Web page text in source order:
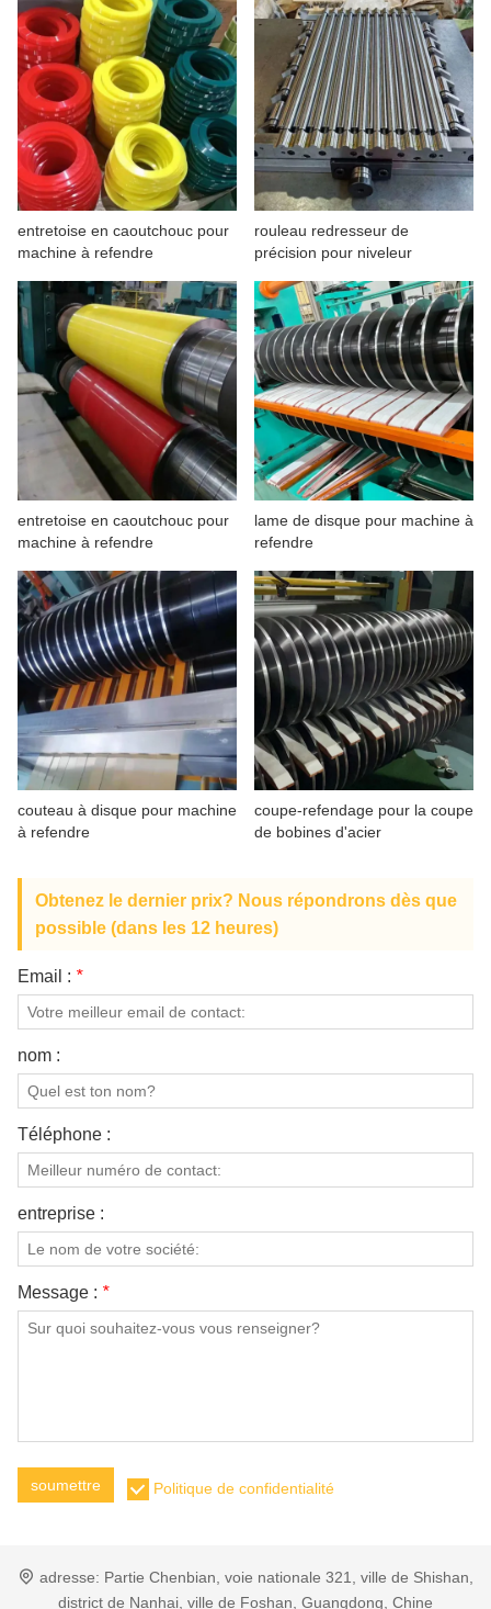
entretoise en caoutchouc pour
machine à refendre
rouleau redresseur de
précision pour niveleur
entretoise en caoutchouc pour
machine à refendre
lame de disque pour machine à
refendre
couteau à disque pour machine
à refendre
coupe-refendage pour la coupe
de bobines d'acier
Obtenez le dernier prix? Nous répondrons dès que
possible (dans les 12 heures)
Email : *
nom :
Téléphone :
entreprise :
Message : *
soumettre Politique de confidentialité
adresse: Partie Chenbian, voie nationale 321, ville de Shishan,
district de Nanhai, ville de Foshan, Guangdong, Chine